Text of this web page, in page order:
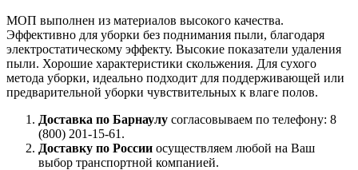
МОП выполнен из материалов высокого качества.
Эффективно для уборки без поднимания пыли, благодаря
электростатическому эффекту. Высокие показатели удаления
пыли. Хорошие характеристики скольжения. Для сухого
метода уборки, идеально подходит для поддерживающей или
предварительной уборки чувствительных к влаге полов.
Доставка по Барнаулу согласовываем по телефону: 8
(800) 201-15-61.
Доставку по России осуществляем любой на Ваш
выбор транспортной компанией.